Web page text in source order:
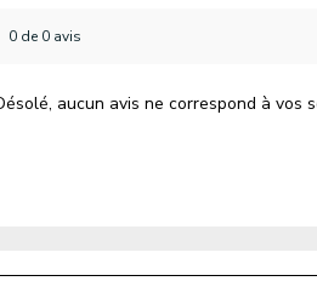
0 de 0 avis
aucun avis ne correspond à vos